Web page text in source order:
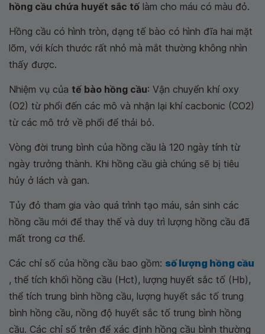
hồng cầu chứa huyết sắc tố làm cho máu có màu đỏ.
Hồng cầu có hình tròn, dạng tế bào có hình đĩa hai mặt
lõm, với kích thước rất nhỏ mà mắt thường không nhìn
thấy được.
Nhiệm vụ của tế bào hồng cầu: Vận chuyển khí oxy
(O2) từ phổi đến các mô và nhận lại khí cacbonic (CO2)
từ các mô trở về phổi để thải bỏ.
Vòng đời trung bình của hồng cầu là 120 ngày tính từ
ngày trưởng thành. Khi hồng cầu già chúng sẽ bị tiêu
hủy ở lách và gan.
Tủy đỏ tham gia vào quá trình tạo máu, sản sinh các
hồng cầu mới để thay thế và duy trì lượng hồng cầu đã
mất trong cơ thể.
Các chỉ số của hồng cầu bao gồm: số lượng hồng cầu
, thể tích khối hồng cầu (Hct), lượng huyết sắc tố (Hb),
thể tích trung bình hồng cầu, lượng huyết sắc tố trung
bình hồng cầu, nồng độ huyết sắc tố trung bình hồng
cầu. Các chỉ số trên để xác định hồng cầu bình thường